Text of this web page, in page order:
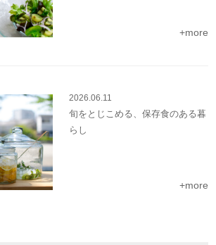
+more
2026.06.11
旬をとじこめる、保存食のある暮
らし
+more